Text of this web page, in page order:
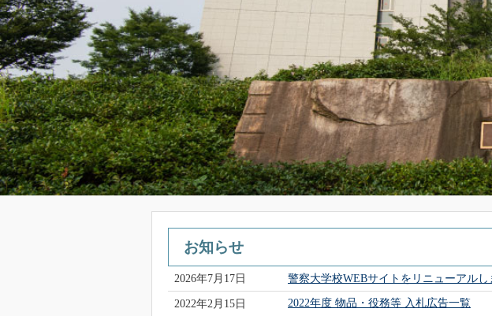
お知らせ
2026年7月17日
警察大学校WEBサイトをリニューアルし
2022年2月15日
2022年度 物品・役務等 入札広告一覧